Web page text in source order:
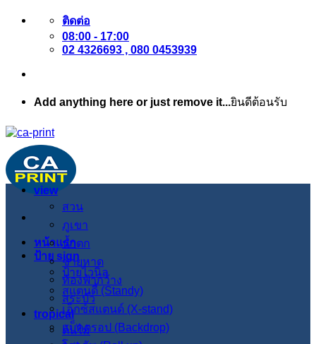
ข้าม
เนื้อหา
ติดต่อ
08:00 - 17:00
02 4326693 , 080 0453939
Add anything here or just remove it...ยินดีต้อนรับ
หน้าแรก
ป้าย sign
ป้ายไวนิล
สแตนดี้ (Standy)
เอ็กซ์สแตนด์ (X-stand)
แบ็คดรอป (Backdrop)
view
สวน
ภูเขา
น้ำตก
ชายหาด
ท้องฟ้ากว้าง
สระบัว
tropical
ต้นไม้